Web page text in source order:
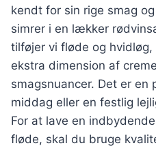
kendt for sin rige smag
simrer i en lækker
tilføjer vi fløde og
ekstra dimension af
smagsnuancer. Det er
middag eller en festlig
For at lave en
fløde, skal du bruge